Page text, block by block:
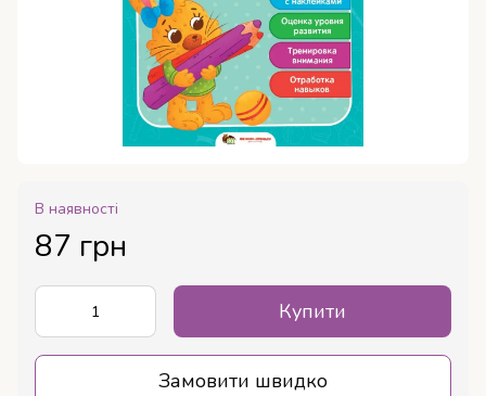
В наявності
87 грн
Купити
Замовити швидко